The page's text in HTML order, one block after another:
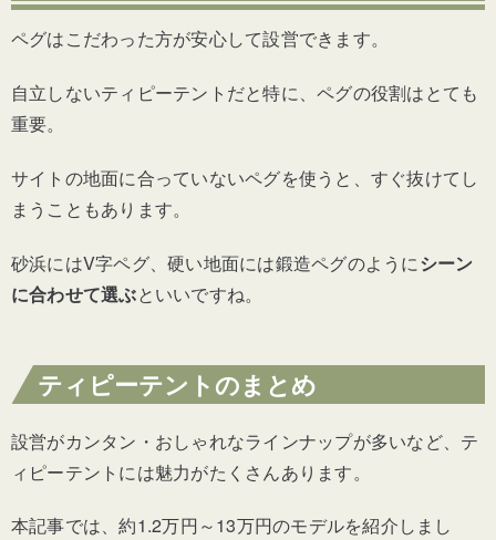
ペグはこだわった方が安心して設営できます。
自立しないティピーテントだと特に、ペグの役割はとても
重要。
サイトの地面に合っていないペグを使うと、すぐ抜けてし
まうこともあります。
砂浜にはV字ペグ、硬い地面には鍛造ペグのようにシーン
に合わせて選ぶといいですね。
ティピーテントのまとめ
設営がカンタン・おしゃれなラインナップが多いなど、テ
ィピーテントには魅力がたくさんあります。
本記事では、約1.2万円～13万円のモデルを紹介しまし